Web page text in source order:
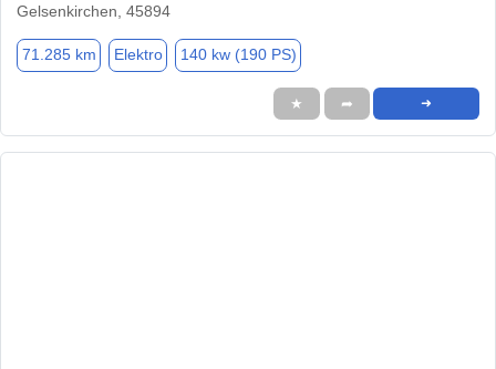
Gelsenkirchen, 45894
71.285 km Elektro 140 kw (190 PS)
★ ➦ ➜